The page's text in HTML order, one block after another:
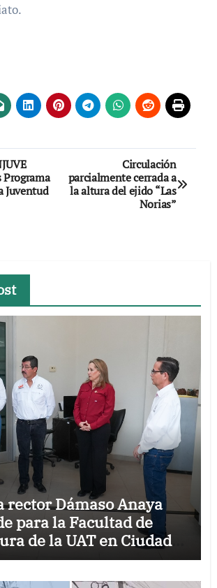
Juventud
Circulación
parcialmente cerrada a
la altura del ejido “Las
Norias”
rector Dámaso Anaya
para la Facultad de
de la UAT en Ciudad